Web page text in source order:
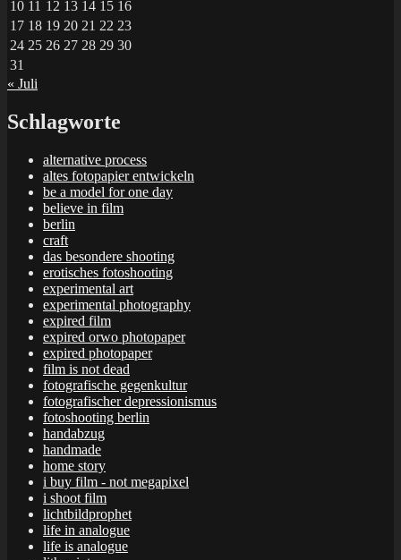
10 11 12 13 14 15 16
17 18 19 20 21 22 23
24 25 26 27 28 29 30
31
« Juli
Schlagworte
alternative process
altes fotopapier entwickeln
be a model for one day
believe in film
berlin
craft
das besondere shooting
erotisches fotoshooting
experimental art
experimental photography
expired film
expired orwo photopaper
expired photopaper
film is not dead
fotografische gegenkultur
fotografischer depressionismus
fotoshooting berlin
handabzug
handmade
home story
i buy film - not megapixel
i shoot film
lichtbildprophet
life in analogue
life is analogue